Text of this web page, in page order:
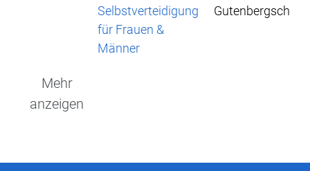
Selbstverteidigung
für Frauen &
Männer
Gutenbergschule
Mehr
anzeigen